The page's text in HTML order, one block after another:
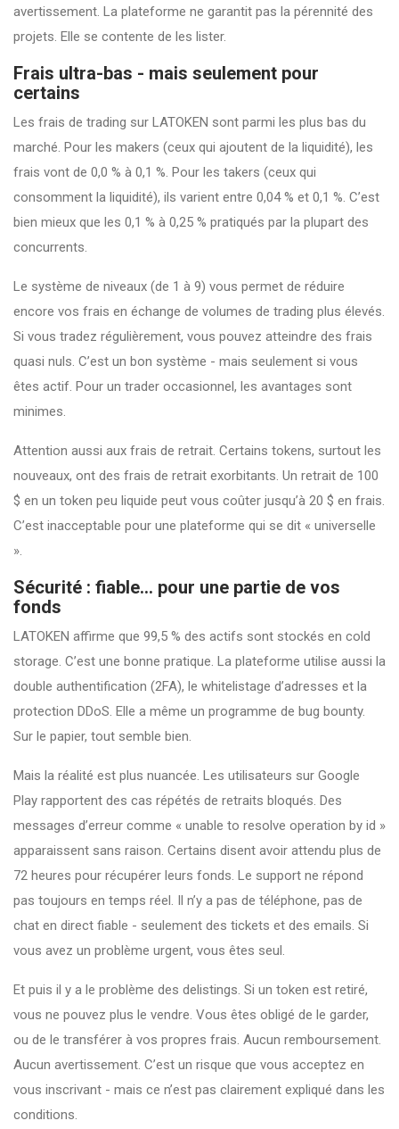
avertissement. La plateforme ne garantit pas la pérennité des
projets. Elle se contente de les lister.
Frais ultra-bas - mais seulement pour
certains
Les frais de trading sur LATOKEN sont parmi les plus bas du
marché. Pour les makers (ceux qui ajoutent de la liquidité), les
frais vont de 0,0 % à 0,1 %. Pour les takers (ceux qui
consomment la liquidité), ils varient entre 0,04 % et 0,1 %. C’est
bien mieux que les 0,1 % à 0,25 % pratiqués par la plupart des
concurrents.
Le système de niveaux (de 1 à 9) vous permet de réduire
encore vos frais en échange de volumes de trading plus élevés.
Si vous tradez régulièrement, vous pouvez atteindre des frais
quasi nuls. C’est un bon système - mais seulement si vous
êtes actif. Pour un trader occasionnel, les avantages sont
minimes.
Attention aussi aux frais de retrait. Certains tokens, surtout les
nouveaux, ont des frais de retrait exorbitants. Un retrait de 100
$ en un token peu liquide peut vous coûter jusqu’à 20 $ en frais.
C’est inacceptable pour une plateforme qui se dit « universelle
».
Sécurité : fiable… pour une partie de vos
fonds
LATOKEN affirme que 99,5 % des actifs sont stockés en cold
storage. C’est une bonne pratique. La plateforme utilise aussi la
double authentification (2FA), le whitelistage d’adresses et la
protection DDoS. Elle a même un programme de bug bounty.
Sur le papier, tout semble bien.
Mais la réalité est plus nuancée. Les utilisateurs sur Google
Play rapportent des cas répétés de retraits bloqués. Des
messages d’erreur comme « unable to resolve operation by id »
apparaissent sans raison. Certains disent avoir attendu plus de
72 heures pour récupérer leurs fonds. Le support ne répond
pas toujours en temps réel. Il n’y a pas de téléphone, pas de
chat en direct fiable - seulement des tickets et des emails. Si
vous avez un problème urgent, vous êtes seul.
Et puis il y a le problème des delistings. Si un token est retiré,
vous ne pouvez plus le vendre. Vous êtes obligé de le garder,
ou de le transférer à vos propres frais. Aucun remboursement.
Aucun avertissement. C’est un risque que vous acceptez en
vous inscrivant - mais ce n’est pas clairement expliqué dans les
conditions.